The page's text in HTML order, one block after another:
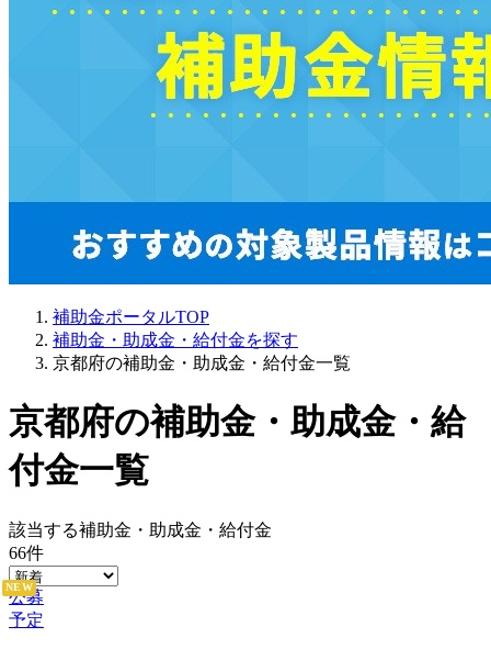
補助金ポータルTOP
補助金・助成金・給付金を探す
京都府の補助金・助成金・給付金一覧
京都府の補助金・助成金・給
付金一覧
該当する補助金・助成金・給付金
66件
NEW
公募
予定